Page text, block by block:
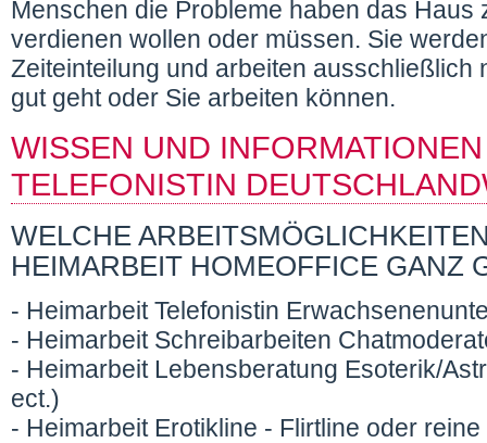
Menschen die Probleme haben das
verdienen wollen oder müssen. Sie
Zeiteinteilung und arbeiten
gut geht oder Sie arbeiten können.
WISSEN UND
TELEFONISTIN
WELCHE
HEIMARBEIT HOMEOFFICE GANZ
- Heimarbeit Telefonistin
- Heimarbeit Schreibarbeiten
- Heimarbeit Lebensberatung Esoterik/
ect.)
- Heimarbeit Erotikline - Flirtline oder